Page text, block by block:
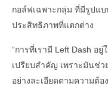
กอล์ฟเฉพาะกลุ่ม ที่มีรูปแ
ประสิทธิภาพที่แตกต่าง
“การที่เรามี Left Dash อ
เปรียบสำคัญ เพราะมันช่ว
อย่างละเอียดตามความต้อ